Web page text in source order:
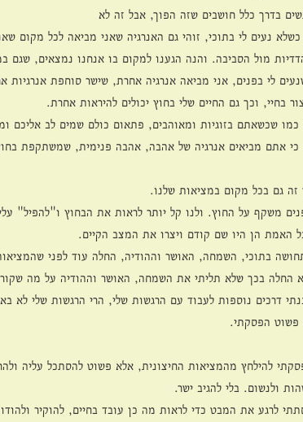
בדרך כלל חושבים שזה הפוך, אבל זה לא
כשלא נעים לי בתוכי, זוהי גם האנרגיה שאני מביאה לכל
מול הסביבה. והנה הגענו למקום בו אנחנו נמצאים, שגם
לי בפנים, אני מביאה אנרגיה אחרת, שישר סוחפת אנרגיות
בחיי, וכך גם החיים שלי בחוץ יכולים להיראות אחרת.
כמו שכשאתם בזוגיות ומאוהבים, פתאום כולם שמים לב אליכם
כי אתם מביאים אנרגיה של אהבה, אהבה פנימית, שמשתקפת
זה גם בכל מקום במציאות שלנו.
משקף על החוץ. ולנו קל יותר לראות את הבחוץ ו"להפיל"
האמת הן היו שם קודם ויצרו את המצב הקיים.
בתוכי, השמחה, האושר וההודיה, החלה עוד לפני
החלה בכך שלא תליתי את השמחה, האושר וההודיה על מה
דרכים נוספות לעבוד עם הרגשות שלי, הרי הרגשות שלי
פשוט הפסקתי.
להילחץ מהמציאות החיצונית, אלא פשוט להסתכל עליה
ולנשום. בלי להגיב ישר.
לרגע את המבט כדי לראות מה כן עובד בחיים, להוקיר